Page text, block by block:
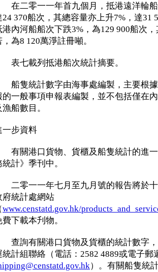
二零一一年首九個月，抵港遠洋輪船
24 370船次，其總容量亦上升7%，達31
港內河船船次下跌3%，為129 900船次
，為8 120萬淨註冊噸。
七載列抵港船次統計摘要。
隻統計數字由海事處編製，主要根據
的一般事項申報表編製，並不包括僅在
漁船數目。
一步資料
關港口貨物、貨櫃及船隻統計的進一
統計》季刊中。
零一一年七月至九月號的報告將於十
府統計處網站
www.censtatd.gov.hk/
費下載本刋物。
詢有關港口貨物及貨櫃的統計數字，
統計組聯絡（電話：2582 4889或電子郵
）。有關船隻統